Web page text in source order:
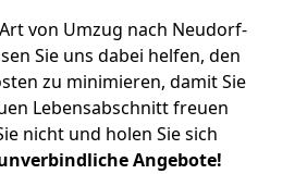
von Umzug nach Neudorf-
Sie uns dabei helfen, den
zu minimieren, damit Sie
Lebensabschnitt freuen
nicht und holen Sie sich
Angebote!